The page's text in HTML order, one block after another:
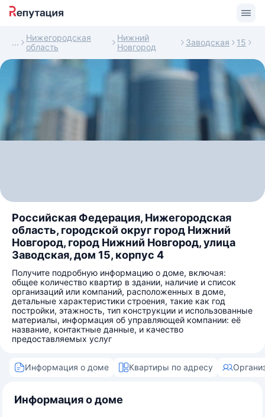
Нижегородская
область
Нижний
Новгород
Заводская 15
Российская Федерация, Нижегородская
область, городской округ город Нижний
Новгород, город Нижний Новгород, улица
Заводская, дом 15, корпус 4
Получите подробную информацию о доме, включая:
общее количество квартир в здании, наличие и список
организаций или компаний, расположенных в доме,
детальные характеристики строения, такие как год
постройки, этажность, тип конструкции и использованные
материалы, информация об управляющей компании: её
название, контактные данные, и качество
предоставляемых услуг
Информация о доме Квартиры по адресу
Информация о доме